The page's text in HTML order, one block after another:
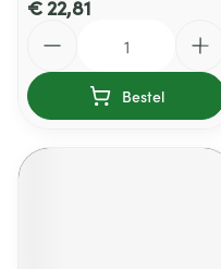
€ 22,81
Bestel